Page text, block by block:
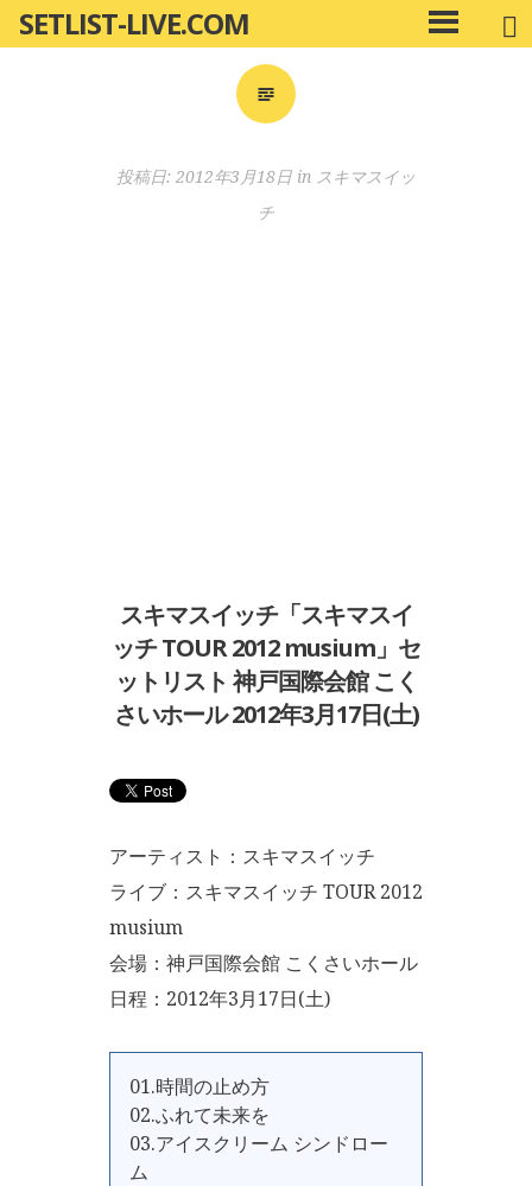
ン
SETLIST-LIVE.COM
メ
イ
投稿日: 2012年3月18日 in スキマスイッ
チ
スキマスイッチ「スキマスイ
ッチ TOUR 2012 musium」セ
ットリスト 神戸国際会館 こく
さいホール 2012年3月17日(土)
アーティスト：スキマスイッチ
ライブ：スキマスイッチ TOUR 2012
musium
会場：神戸国際会館 こくさいホール
日程：2012年3月17日(土)
01.時間の止め方
02.ふれて未来を
03.アイスクリーム シンドロー
ム